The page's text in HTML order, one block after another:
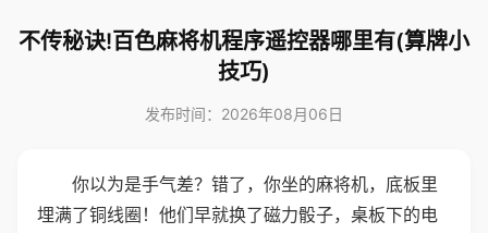
不传秘诀!百色麻将机程序遥控器哪里有(算牌小
技巧)
发布时间：2026年08月06日
你以为是手气差？错了，你坐的麻将机，底板里
埋满了铜线圈！他们早就换了磁力骰子，桌板下的电